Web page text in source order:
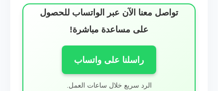
تواصل معنا الآن عبر الواتساب للحصول
على مساعدة مباشرة!
راسلنا على واتساب
الرد سريع خلال ساعات العمل.